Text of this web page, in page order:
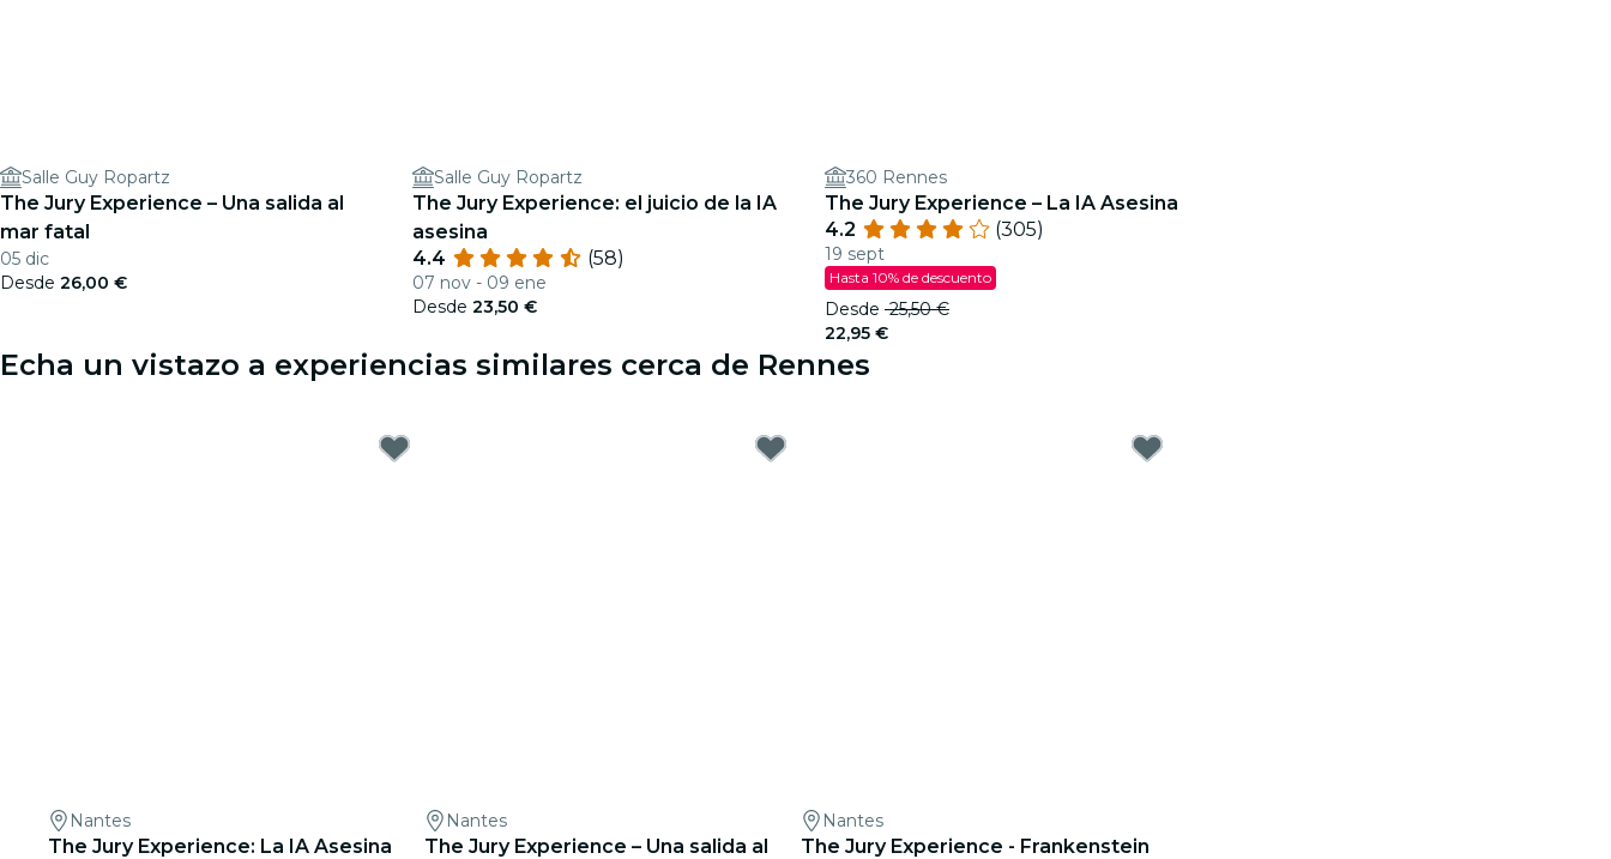
Salle Guy Ropartz
The Jury Experience – Una salida al
mar fatal
05 dic
Desde 26,00 €
Salle Guy Ropartz
The Jury Experience: el juicio de la IA
asesina
4.4
(58)
07 nov - 09 ene
Desde 23,50 €
360 Rennes
The Jury Experience – La IA Asesina
4.2
(305)
19 sept
Hasta 10% de descuento
Desde 25,50 €
22,95 €
Echa un vistazo a experiencias similares cerca de Rennes
Nantes
The Jury Experience: La IA Asesina
Nantes
The Jury Experience – Una salida al
Nantes
The Jury Experience - Frankenstein